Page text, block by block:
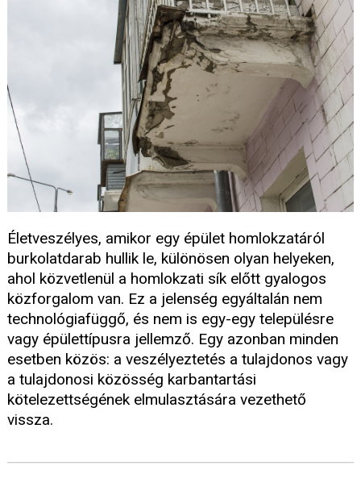
Életveszélyes, amikor egy épület homlokzatáról
burkolatdarab hullik le, különösen olyan helyeken,
ahol közvetlenül a homlokzati sík előtt gyalogos
közforgalom van. Ez a jelenség egyáltalán nem
technológiafüggő, és nem is egy-egy településre
vagy épülettípusra jellemző. Egy azonban minden
esetben közös: a veszélyeztetés a tulajdonos vagy
a tulajdonosi közösség karbantartási
kötelezettségének elmulasztására vezethető
vissza.